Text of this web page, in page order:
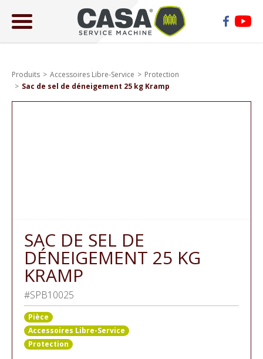
Produits Accessoires Libre-Service
Protection
Sac de sel de déneigement 25 kg Kramp
SAC DE SEL DE
DÉNEIGEMENT 25 KG
KRAMP
#SPB10025
Pièce
Accessoires Libre-Service
Protection